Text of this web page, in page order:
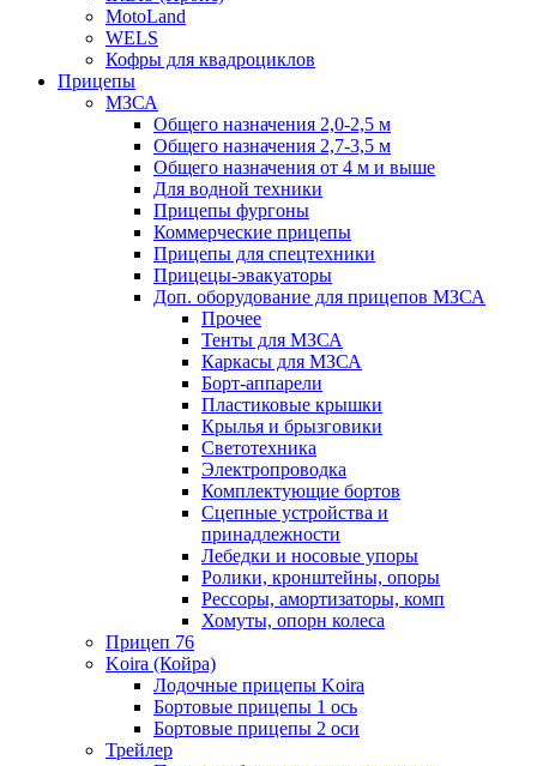
MotoLand
WELS
Кофры для квадроциклов
Прицепы
МЗСА
Общего назначения 2,0-2,5 м
Общего назначения 2,7-3,5 м
Общего назначения от 4 м и выше
Для водной техники
Прицепы фургоны
Коммерческие прицепы
Прицепы для спецтехники
Прицецы-эвакуаторы
Доп. оборудование для прицепов МЗСА
Прочее
Тенты для МЗСА
Каркасы для МЗСА
Борт-аппарели
Пластиковые крышки
Крылья и брызговики
Светотехника
Электропроводка
Комплектующие бортов
Сцепные устройства и
принадлежности
Лебедки и носовые упоры
Ролики, кронштейны, опоры
Рессоры, амортизаторы, комп
Хомуты, опорн колеса
Прицеп 76
Koira (Койра)
Лодочные прицепы Koira
Бортовые прицепы 1 ось
Бортовые прицепы 2 оси
Трейлер